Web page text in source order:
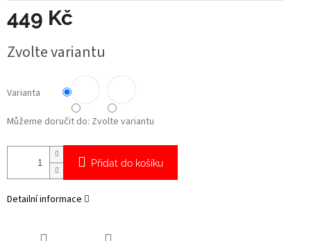
449 Kč
cena:
Zvolte variantu
Varianta
Můžeme doručit do: Zvolte variantu
Přidat do košíku
Detailní informace